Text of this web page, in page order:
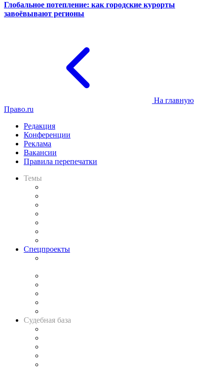
Глобальное потепление: как городские курорты
завоёвывают регионы
На главную
Право.ru
Редакция
Конференции
Реклама
Вакансии
Правила перепечатки
Темы
Спецпроекты
Судебная база